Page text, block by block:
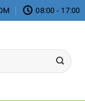
08:00 - 17:00